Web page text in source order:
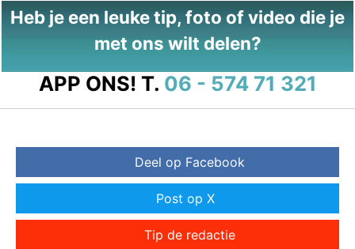
Heb je een leuke tip, foto of video die je
met ons wilt delen?
APP ONS! T. 06 - 574 71 321
Deel op Facebook
Post op X
Tip de redactie